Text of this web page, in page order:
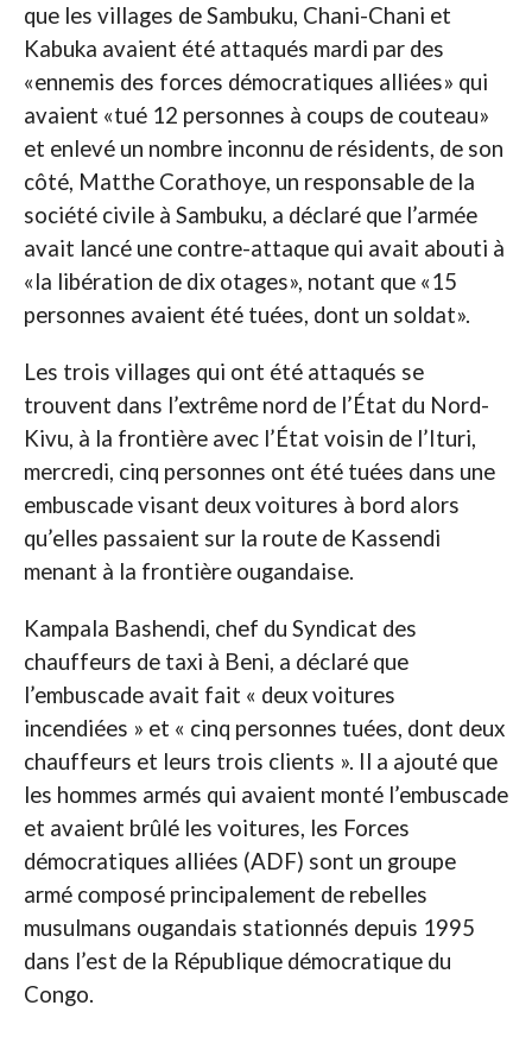
que les villages de Sambuku, Chani-Chani et
Kabuka avaient été attaqués mardi par des
«ennemis des forces démocratiques alliées» qui
avaient «tué 12 personnes à coups de couteau»
et enlevé un nombre inconnu de résidents, de son
côté, Matthe Corathoye, un responsable de la
société civile à Sambuku, a déclaré que l’armée
avait lancé une contre-attaque qui avait abouti à
«la libération de dix otages», notant que «15
personnes avaient été tuées, dont un soldat».
Les trois villages qui ont été attaqués se
trouvent dans l’extrême nord de l’État du Nord-
Kivu, à la frontière avec l’État voisin de l’Ituri,
mercredi, cinq personnes ont été tuées dans une
embuscade visant deux voitures à bord alors
qu’elles passaient sur la route de Kassendi
menant à la frontière ougandaise.
Kampala Bashendi, chef du Syndicat des
chauffeurs de taxi à Beni, a déclaré que
l’embuscade avait fait « deux voitures
incendiées » et « cinq personnes tuées, dont deux
chauffeurs et leurs trois clients ». Il a ajouté que
les hommes armés qui avaient monté l’embuscade
et avaient brûlé les voitures, les Forces
démocratiques alliées (ADF) sont un groupe
armé composé principalement de rebelles
musulmans ougandais stationnés depuis 1995
dans l’est de la République démocratique du
Congo.